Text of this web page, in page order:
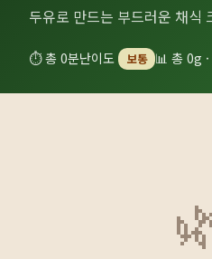
두유로 만드는 부드러운 채식
⏱ 총 0분난이도 보통 📊 총 0g